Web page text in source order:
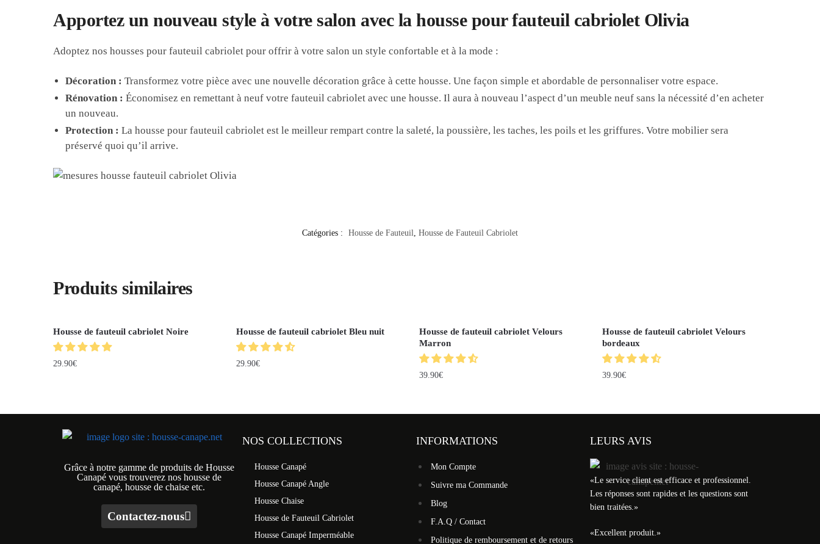
Apportez un nouveau style à votre salon avec la housse pour fauteuil cabriolet Olivia
Adoptez nos housses pour fauteuil cabriolet pour offrir à votre salon un style confortable et à la mode :
Décoration : Transformez votre pièce avec une nouvelle décoration grâce à cette housse. Une façon simple et abordable de personnaliser votre espace.
Rénovation : Économisez en remettant à neuf votre fauteuil cabriolet avec une housse. Il aura à nouveau l’aspect d’un meuble neuf sans la nécessité d’en acheter
un nouveau.
Protection : La housse pour fauteuil cabriolet est le meilleur rempart contre la saleté, la poussière, les taches, les poils et les griffures. Votre mobilier sera
préservé quoi qu’il arrive.
Catégories : Housse de Fauteuil, Housse de Fauteuil Cabriolet
Produits similaires
Housse de fauteuil cabriolet Noire
29.90€
Housse de fauteuil cabriolet Bleu nuit
29.90€
Housse de fauteuil cabriolet Velours
Marron
39.90€
Housse de fauteuil cabriolet Velours
bordeaux
39.90€
Grâce à notre gamme de produits de Housse
Canapé vous trouverez nos housse de
canapé, housse de chaise etc.
Contactez-nous
NOS COLLECTIONS
Housse Canapé
Housse Canapé Angle
Housse Chaise
Housse de Fauteuil Cabriolet
Housse Canapé Imperméable
INFORMATIONS
Mon Compte
Suivre ma Commande
Blog
F.A.Q / Contact
Politique de remboursement et de retours
LEURS AVIS
«Le service client est efficace et professionnel.
Les réponses sont rapides et les questions sont
bien traitées.»
«Excellent produit.»